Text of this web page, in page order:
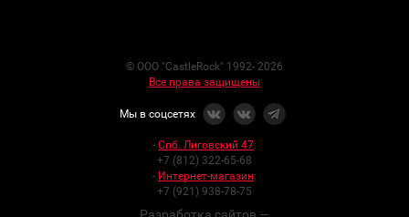
© ООО "CastleRock" 1992- 2026
Все права защищены
Мы в соцсетях
- Спб. Лиговский 47:
+7 (812) 322-65-68
- Интернет-магазин:
+7 (921) 938-78-75